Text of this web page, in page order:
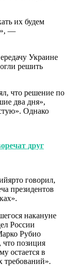
их будем
—
Украине
решить
что решение по
два дня»,
Однако
друг
говорил,
президентов
накануне
России
Рубио
позиция
остается в
требований».